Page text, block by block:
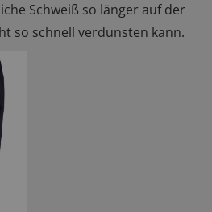
Schweiß so länger auf der
so schnell verdunsten kann.